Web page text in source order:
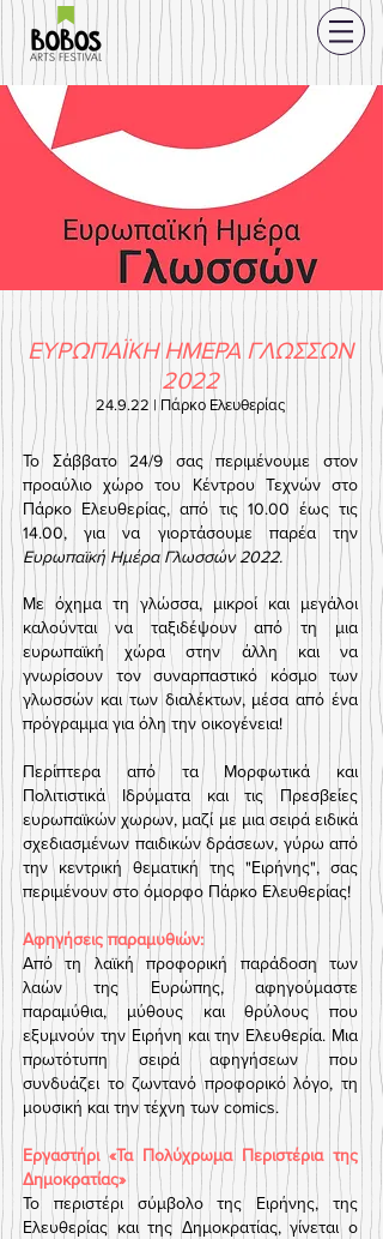
ΕΥΡΩΠΑΪΚΗ ΗΜΕΡΑ ΓΛΩΣΣΩΝ
2022
24.9.22 | Πάρκο Ελευθερίας
Το Σάββατο 24/9 σας περιμένουμε στον
προαύλιο χώρο του Κέντρου Τεχνών στο
Πάρκο Ελευθερίας, από τις 10.00 έως τις
14.00, για να γιορτάσουμε παρέα την
Ευρωπαϊκή Ημέρα Γλωσσών 2022.
Με όχημα τη γλώσσα, μικροί και μεγάλοι
καλούνται να ταξιδέψουν από τη μια
ευρωπαϊκή χώρα στην άλλη και να
γνωρίσουν τον συναρπαστικό κόσμο των
γλωσσών και των διαλέκτων, μέσα από ένα
πρόγραμμα για όλη την οικογένεια!
Περίπτερα από τα Μορφωτικά και
Πολιτιστικά Ιδρύματα και τις Πρεσβείες
ευρωπαϊκών χωρων, μαζί με μια σειρά ειδικά
σχεδιασμένων παιδικών δράσεων, γύρω από
την κεντρική θεματική της "Ειρήνης", σας
περιμένουν στο όμορφο Πάρκο Ελευθερίας!
Αφηγήσεις παραμυθιών:
Από τη λαϊκή προφορική παράδοση των
λαών της Ευρώπης, αφηγούμαστε
παραμύθια, μύθους και θρύλους που
εξυμνούν την Ειρήνη και την Ελευθερία. Μια
πρωτότυπη σειρά αφηγήσεων που
συνδυάζει το ζωντανό προφορικό λόγο, τη
μουσική και την τέχνη των comics.
Εργαστήρι «Τα Πολύχρωμα Περιστέρια της
Δημοκρατίας»
Το περιστέρι σύμβολο της Ειρήνης, της
Ελευθερίας και της Δημοκρατίας, γίνεται ο